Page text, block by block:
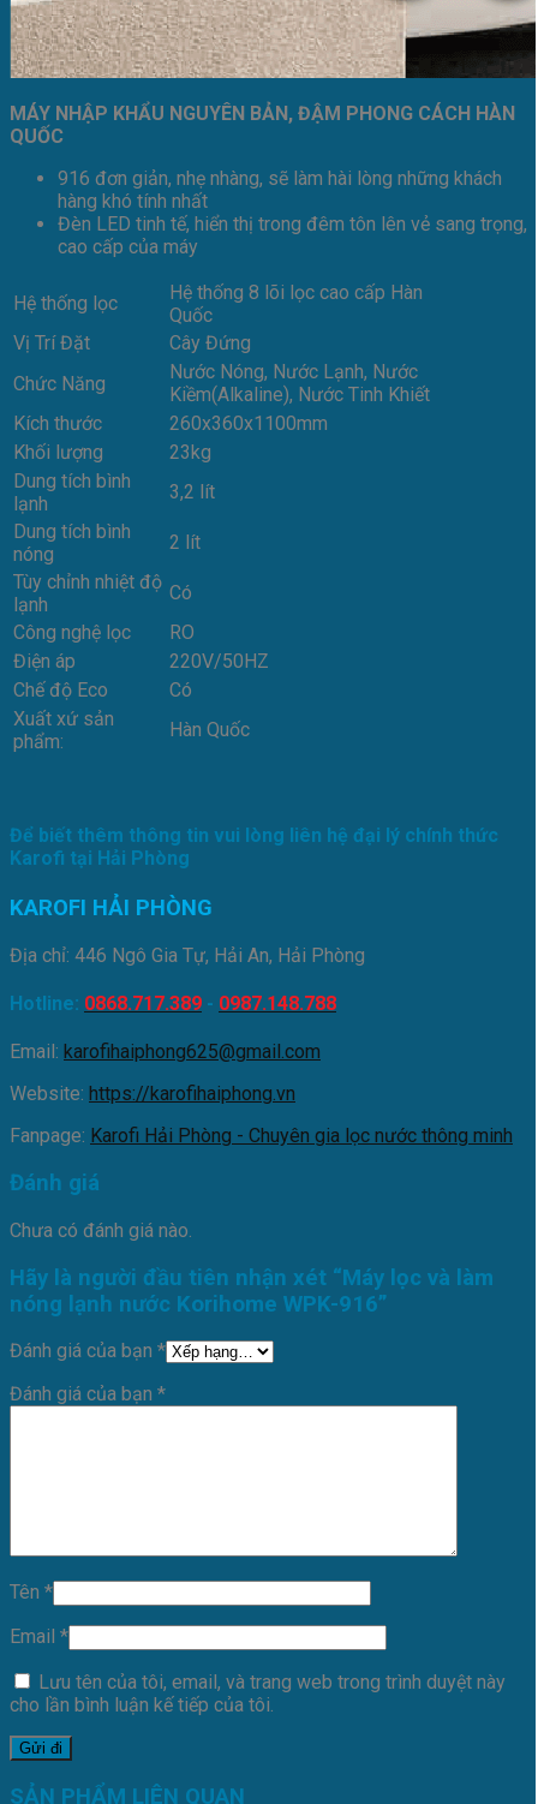
MÁY NHẬP KHẨU NGUYÊN BẢN, ĐẬM PHONG CÁCH HÀN
QUỐC
916 đơn giản, nhẹ nhàng, sẽ làm hài lòng những khách
hàng khó tính nhất
Đèn LED tinh tế, hiển thị trong đêm tôn lên vẻ sang trọng,
cao cấp của máy
Hệ thống lọc
Hệ thống 8 lõi lọc cao cấp Hàn
Quốc
Vị Trí Đặt
Cây Đứng
Chức Năng
Nước Nóng, Nước Lạnh, Nước
Kiềm(Alkaline), Nước Tinh Khiết
Kích thước
260x360x1100mm
Khối lượng
23kg
Dung tích bình
lạnh
3,2 lít
Dung tích bình
nóng
2 lít
Tùy chỉnh nhiệt độ
lạnh
Có
Công nghệ lọc
RO
Điện áp
220V/50HZ
Chế độ Eco
Có
Xuất xứ sản
phẩm:
Hàn Quốc
Để biết thêm thông tin vui lòng liên hệ đại lý chính thức
Karofi tại Hải Phòng
KAROFI HẢI PHÒNG
Địa chỉ: 446 Ngô Gia Tự, Hải An, Hải Phòng
Hotline: 0868.717.389 - 0987.148.788
Email: karofihaiphong625@gmail.com
Website: https://karofihaiphong.vn
Fanpage: Karofi Hải Phòng - Chuyên gia lọc nước thông minh
Đánh giá
Chưa có đánh giá nào.
Hãy là người đầu tiên nhận xét “Máy lọc và làm
nóng lạnh nước Korihome WPK-916”
Đánh giá của bạn *
Đánh giá của bạn *
Tên *
Email *
Lưu tên của tôi, email, và trang web trong trình duyệt này
cho lần bình luận kế tiếp của tôi.
SẢN PHẨM LIÊN QUAN